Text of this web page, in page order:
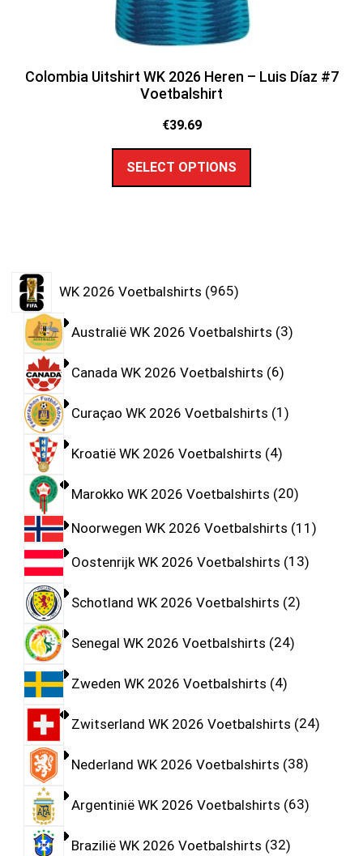
Colombia Uitshirt WK 2026 Heren – Luis Díaz #7
Voetbalshirt
€39.69
SELECT OPTIONS
WK 2026 Voetbalshirts 965
Australië WK 2026 Voetbalshirts 3
Canada WK 2026 Voetbalshirts 6
Curaçao WK 2026 Voetbalshirts 1
Kroatië WK 2026 Voetbalshirts 4
Marokko WK 2026 Voetbalshirts 20
Noorwegen WK 2026 Voetbalshirts 11
Oostenrijk WK 2026 Voetbalshirts 13
Schotland WK 2026 Voetbalshirts 2
Senegal WK 2026 Voetbalshirts 24
Zweden WK 2026 Voetbalshirts 4
Zwitserland WK 2026 Voetbalshirts 24
Nederland WK 2026 Voetbalshirts 38
Argentinië WK 2026 Voetbalshirts 63
Brazilië WK 2026 Voetbalshirts 32